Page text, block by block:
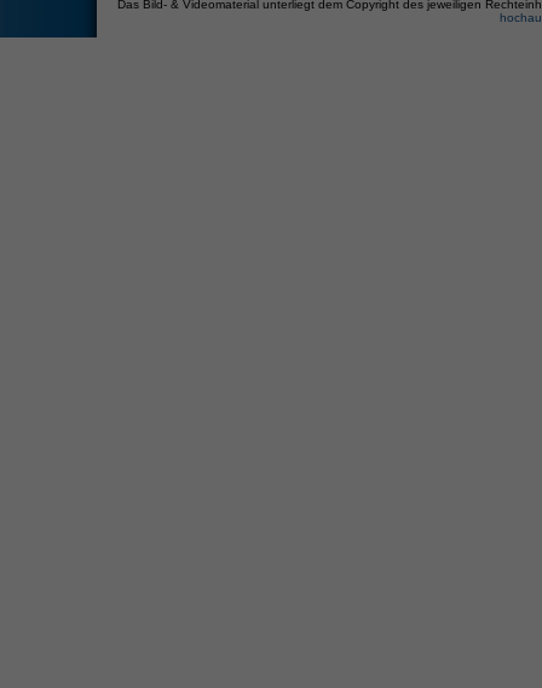
Das Bild- & Videomaterial unterliegt dem Copyright des jeweiligen